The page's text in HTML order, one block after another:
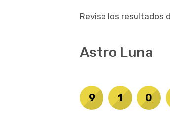
Revise los resultados
Astro Luna
9 1 0